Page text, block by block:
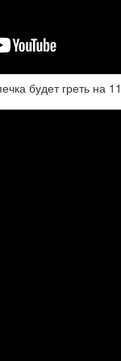
будет греть на